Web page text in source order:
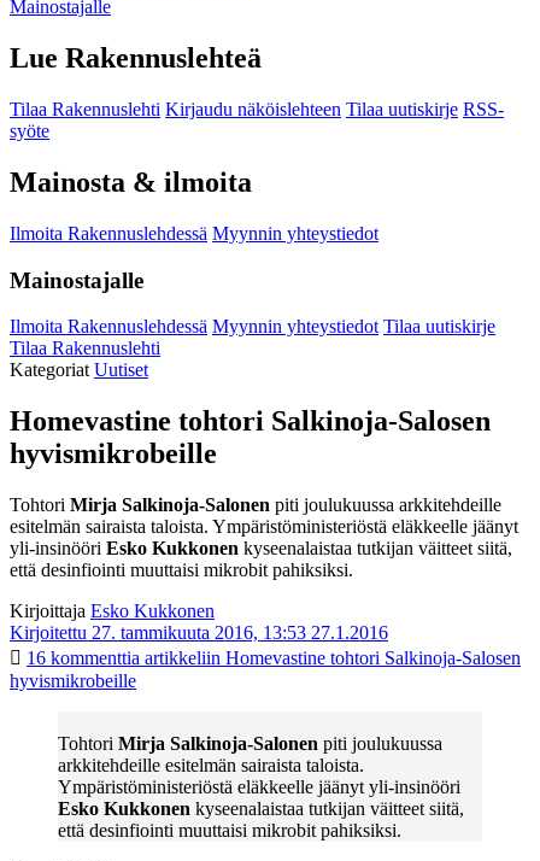
Mainostajalle
Lue Rakennuslehteä
Tilaa Rakennuslehti Kirjaudu näköislehteen Tilaa uutiskirje RSS-
syöte
Mainosta & ilmoita
Ilmoita Rakennuslehdessä Myynnin yhteystiedot
Mainostajalle
Ilmoita Rakennuslehdessä Myynnin yhteystiedot Tilaa uutiskirje
Tilaa Rakennuslehti
KategoriatUutiset
Homevastine tohtori Salkinoja-Salosen
hyvismikrobeille
Tohtori Mirja Salkinoja-Salonen piti joulukuussa arkkitehdeille
esitelmän sairaista taloista. Ympäristöministeriöstä eläkkeelle jäänyt
yli-insinööri Esko Kukkonen kyseenalaistaa tutkijan väitteet siitä,
että desinfiointi muuttaisi mikrobit pahiksiksi.
Kirjoittaja Esko Kukkonen
Kirjoitettu 27. tammikuuta 2016, 13:53 27.1.2016
16 kommenttia artikkeliin Homevastine tohtori Salkinoja-Salosen
hyvismikrobeille
Tohtori Mirja Salkinoja-Salonen piti joulukuussa
arkkitehdeille esitelmän sairaista taloista.
Ympäristöministeriöstä eläkkeelle jäänyt yli-insinööri
Esko Kukkonen kyseenalaistaa tutkijan väitteet siitä,
että desinfiointi muuttaisi mikrobit pahiksiksi.